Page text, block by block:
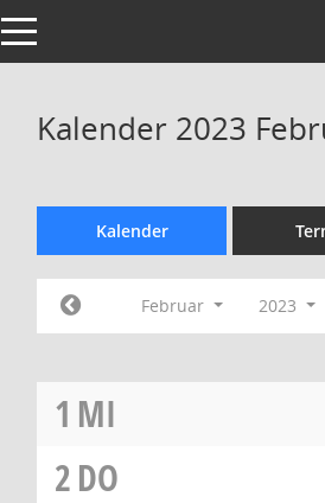
Toggle navigation
Kalender 2023
Kalender
Februar 2023
1 MI
2DO